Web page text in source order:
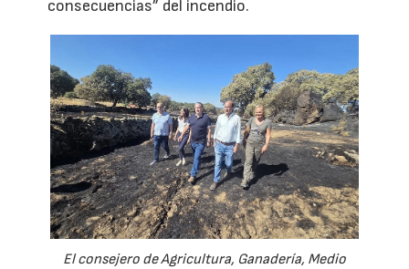
consecuencias” del incendio.
El consejero de Agricultura, Ganadería, Medio